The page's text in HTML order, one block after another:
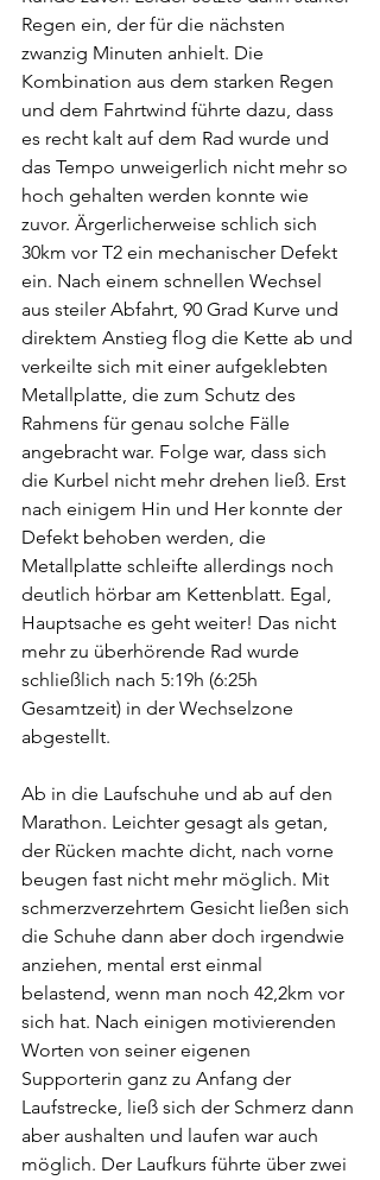
Regen ein, der für die nächsten
zwanzig Minuten anhielt. Die
Kombination aus dem starken Regen
und dem Fahrtwind führte dazu, dass
es recht kalt auf dem Rad wurde und
das Tempo unweigerlich nicht mehr so
hoch gehalten werden konnte wie
zuvor. Ärgerlicherweise schlich sich
30km vor T2 ein mechanischer Defekt
ein. Nach einem schnellen Wechsel
aus steiler Abfahrt, 90 Grad Kurve und
direktem Anstieg flog die Kette ab und
verkeilte sich mit einer aufgeklebten
Metallplatte, die zum Schutz des
Rahmens für genau solche Fälle
angebracht war. Folge war, dass sich
die Kurbel nicht mehr drehen ließ. Erst
nach einigem Hin und Her konnte der
Defekt behoben werden, die
Metallplatte schleifte allerdings noch
deutlich hörbar am Kettenblatt. Egal,
Hauptsache es geht weiter! Das nicht
mehr zu überhörende Rad wurde
schließlich nach 5:19h (6:25h
Gesamtzeit) in der Wechselzone
abgestellt.
Ab in die Laufschuhe und ab auf den
Marathon. Leichter gesagt als getan,
der Rücken machte dicht, nach vorne
beugen fast nicht mehr möglich. Mit
schmerzverzehrtem Gesicht ließen sich
die Schuhe dann aber doch irgendwie
anziehen, mental erst einmal
belastend, wenn man noch 42,2km vor
sich hat. Nach einigen motivierenden
Worten von seiner eigenen
Supporterin ganz zu Anfang der
Laufstrecke, ließ sich der Schmerz dann
aber aushalten und laufen war auch
möglich. Der Laufkurs führte über zwei